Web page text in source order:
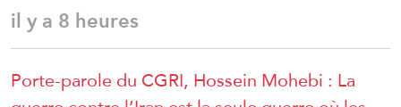
il y a 8 heures
Porte-parole du CGRI, Hossein Mohebi : La